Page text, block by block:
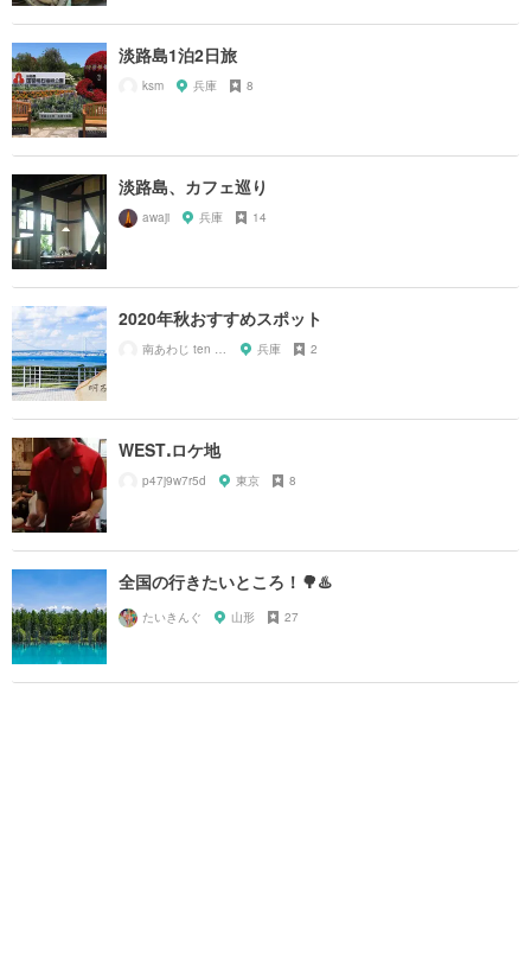
淡路島1泊2日旅
ksm 兵庫 8
淡路島、カフェ巡り
awaji 兵庫 14
2020年秋おすすめスポット
南あわじ ten ten ten 兵庫 2
WESTꓸロケ地
p47j9w7r5d 東京 8
全国の行きたいところ！🌳♨️
たいきんぐ 山形 27